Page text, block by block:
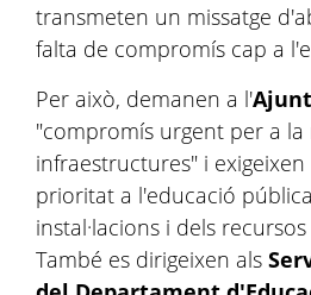
transmeten un missatge
falta de compromís cap a
Per això, demanen a l'
"compromís urgent per a la
infraestructures" i
prioritat a l'educació
instal·lacions i dels
També es dirigeixen als